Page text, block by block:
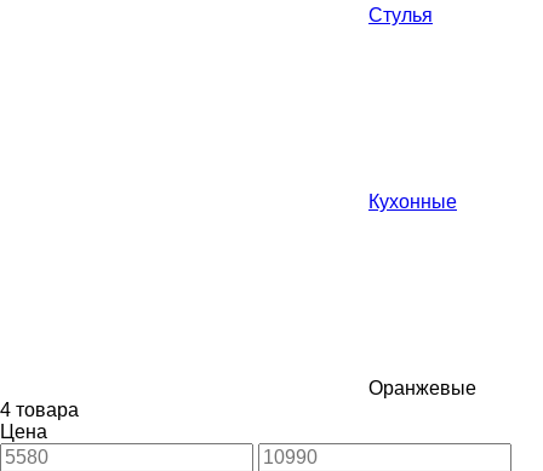
Стулья
Кухонные
Оранжевые
4 товара
Цена